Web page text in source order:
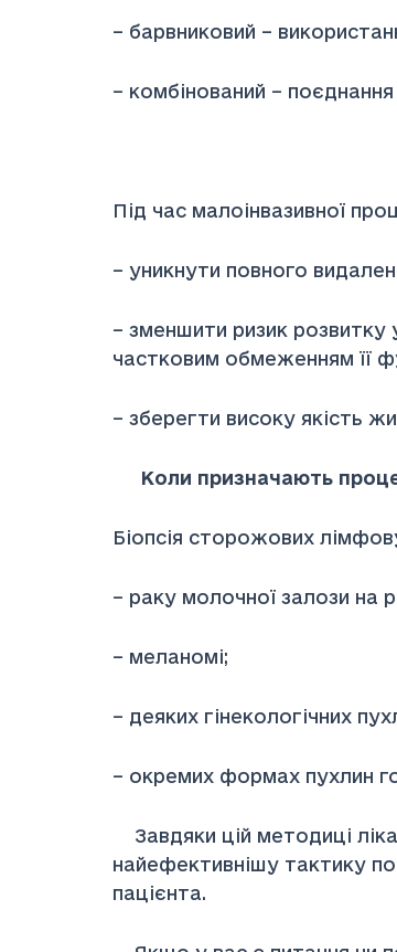
– барвниковий –
– комбінований –
Біопсія
Під час малоінвазивної
– уникнути повного
– зменшити ризик розвитку
частковим обмеженням її
– зберегти високу якість
Коли призначають
Біопсія сторожових
– раку молочної залози на
– меланомі;
– деяких гінекологічних
– окремих формах пухлин
Завдяки цій методиці
найефективнішу тактику
пацієнта.